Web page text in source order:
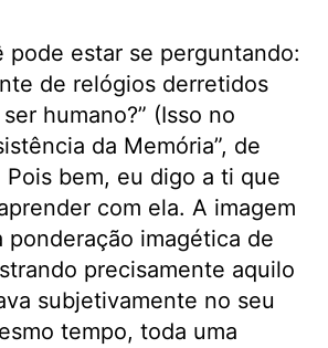
pode estar se perguntando:
de relógios derretidos
humano?” (Isso no
da Memória”, de
Pois bem, eu digo a ti que
com ela. A imagem
ponderação imagética de
precisamente aquilo
subjetivamente no seu
tempo, toda uma